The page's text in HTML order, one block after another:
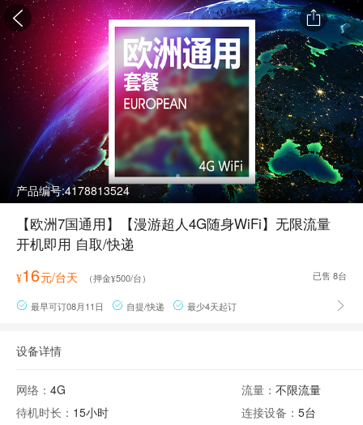
 
产品编号:4178813524
【欧洲7国通用】【漫游超人4G随身WiFi】无限流量
开机即用 自取/快递
¥16元/台天 （押金¥500/台） 已售 8台
 最早可订08月11日  自提/快递  最少4天起订 
设备详情
网络： 4G 流量： 不限流量
待机时长： 15小时 连接设备： 5台